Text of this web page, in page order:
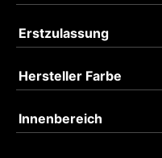
Erstzulassung
Hersteller Farbe
Innenbereich